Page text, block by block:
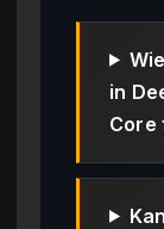
in
Core